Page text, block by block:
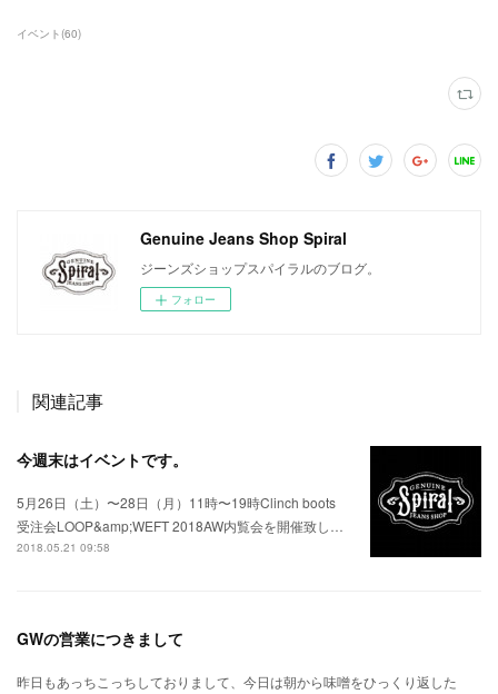
イベント(60)
Genuine Jeans Shop Spiral
ジーンズショップスパイラルのブログ。
フォロー
関連記事
今週末はイベントです。
5月26日（土）〜28日（月）11時〜19時Clinch boots
受注会LOOP&amp;WEFT 2018AW内覧会を開催致し…
2018.05.21 09:58
GWの営業につきまして
昨日もあっちこっちしておりまして、今日は朝から味噌をひっくり返した